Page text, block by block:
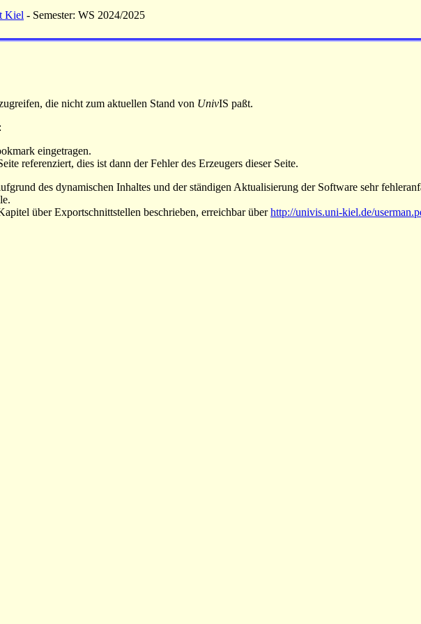
Kiel - Semester: WS 2024/2025
die nicht zum aktuellen Stand von UnivIS paßt.
eingetragen.
referenziert, dies ist dann der Fehler des Erzeugers dieser Seite.
des dynamischen Inhaltes und der ständigen Aktualisierung der Software sehr
über Exportschnittstellen beschrieben, erreichbar überhttp://univis.uni-kiel.de/